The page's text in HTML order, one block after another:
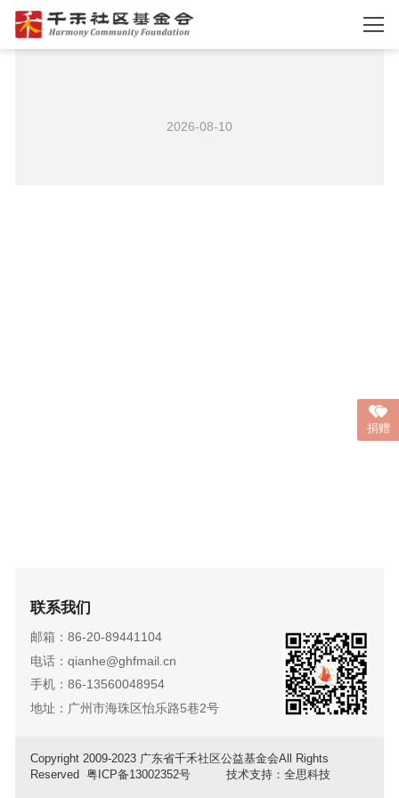
2026-08-10
联系我们
邮箱：86-20-89441104
电话：qianhe@ghfmail.cn
手机：86-13560048954
地址：广州市海珠区怡乐路5巷2号
Copyright 2009-2023 广东省千禾社区公益基金会All Rights
Reserved 粤ICP备13002352号 技术支持：全思科技
捐赠